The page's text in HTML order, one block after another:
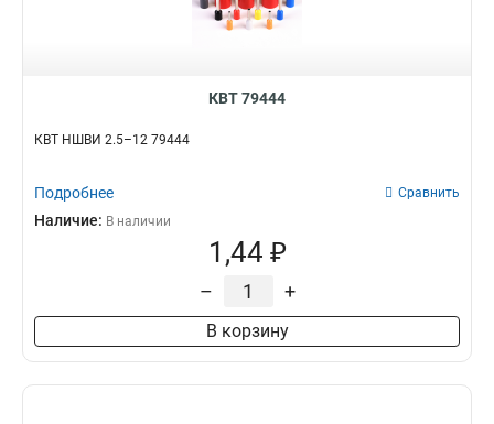
КВТ 79444
КВТ НШВИ 2.5–12 79444
Подробнее Сравнить
Наличие: В наличии
1,44 ₽
– +
В корзину